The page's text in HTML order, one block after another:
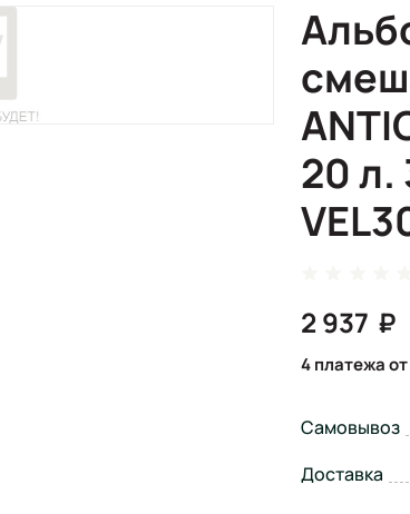
20 л.
2 937
4 платежа
Самовывоз
Доставка